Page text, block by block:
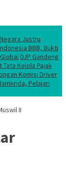
Justru
BBB, Bukti
DJP Gandeng
Kelola Pajak
Komisi Driver
Pelajari
II